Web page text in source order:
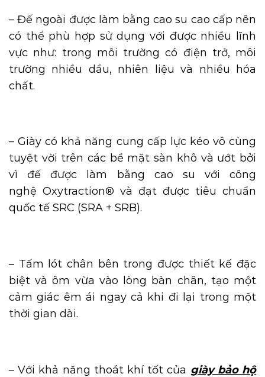
– Đế ngoài được làm bằng cao su cao cấp nên
có thể phù hợp sử dụng với được nhiều lĩnh
vực như: trong môi trường có điện trở, môi
trường nhiều dầu, nhiên liệu và nhiều hóa
chất.
– Giày có khả năng cung cấp lực kéo vô cùng
tuyệt vời trên các bề mặt sàn khô và ướt bởi
vì đế được làm bằng cao su với công
nghệ Oxytraction® và đạt được tiêu chuẩn
quốc tế SRC (SRA + SRB).
– Tấm lót chân bên trong được thiết kế đặc
biệt và ôm vừa vào lòng bàn chân, tạo một
cảm giác êm ái ngay cả khi đi lại trong một
thời gian dài.
– Với khả năng thoát khí tốt của giày bảo hộ